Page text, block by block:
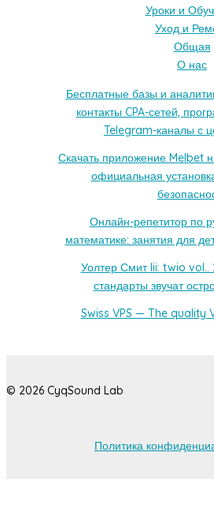
Уроки и
Уход и
Общая
О нас
Бесплатные базы и
контакты CPA-сетей,
Telegram-каналы с
Скачать приложение Melbet
официальная
Онлайн-репетитор по
математике: занятия для
Уолтер Смит Iii: twio vol..
стандарты звучат
Swiss VPS — The quality
© 2026 CyqSound Lab
Политика